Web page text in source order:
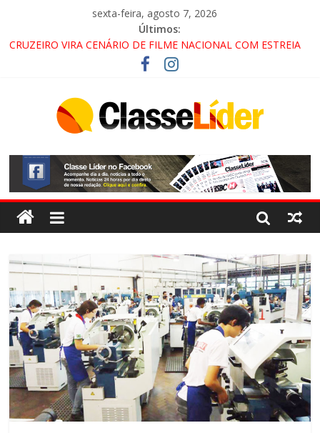
sexta-feira, agosto 7, 2026
Últimos:
CRUZEIRO VIRA CENÁRIO DE FILME NACIONAL COM ESTREIA
PROMOTOR DO GAECO
ACESSO À APARECIDA NA DUTRA SERÁ BLOQUEADO NO FIM
ALTERNATIVAS
LORENA, PINDAMONHANGABA E QUELUZ NA RETA FINAL
PELA FÁBRICA DA COCA-COLA!